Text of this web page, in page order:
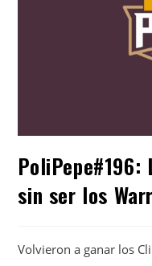
PoliPepe#196:
sin ser los
Volvieron a ganar los